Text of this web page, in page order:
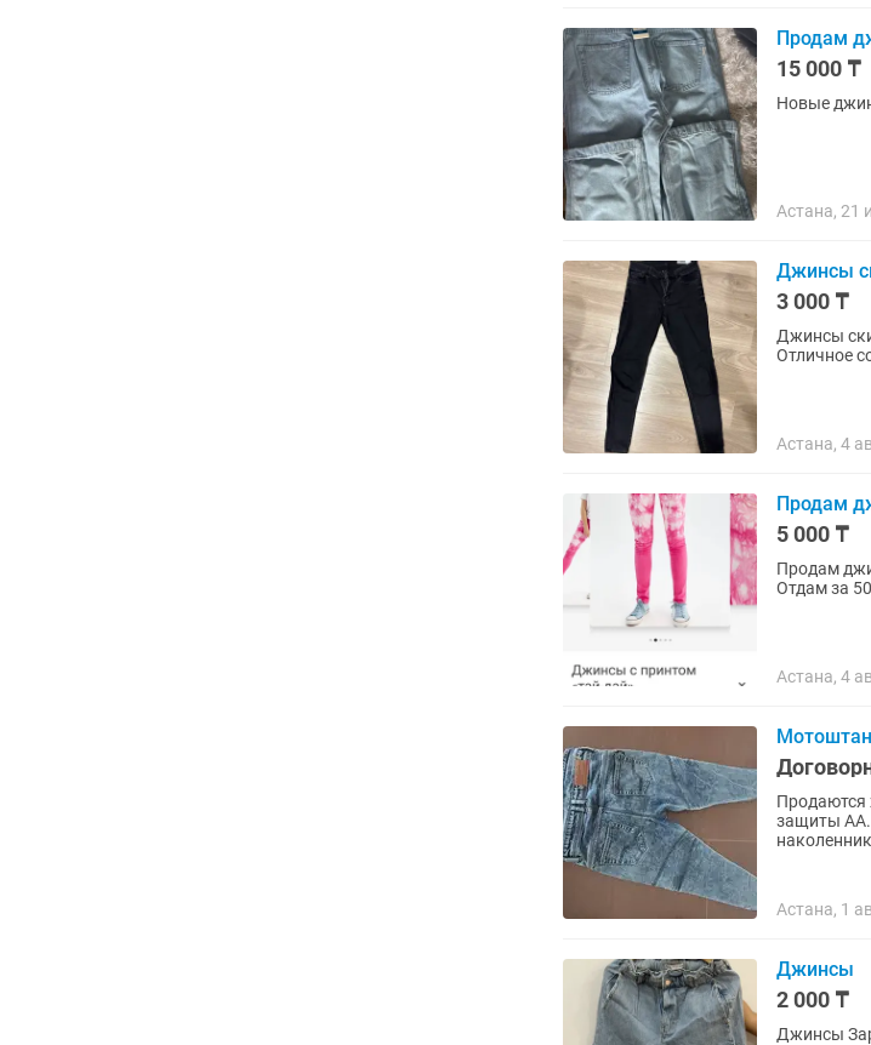
Продам
15 000 ₸
Астана, 21
Джинсы
3 000 ₸
Джинсы
Астана, 4
Продам
5 000 ₸
Продам
Отдам за
Астана, 4
Продаются
защиты АА.
Астана, 1
Джинсы
2 000 ₸
Джинсы